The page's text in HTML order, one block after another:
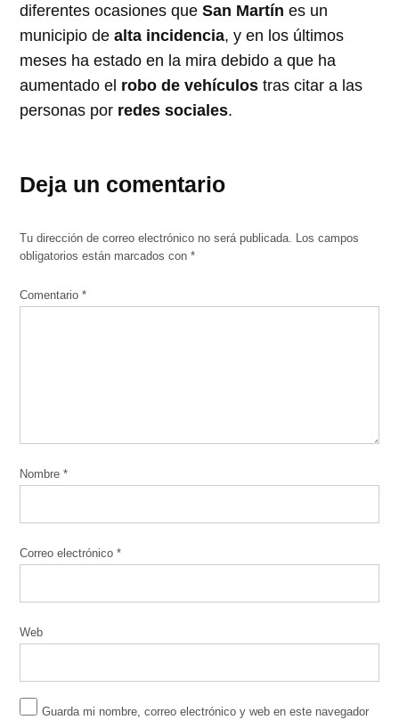
diferentes ocasiones queSan Martín es un
municipio dealta incidencia, y en los últimos
meses ha estado en la mira debido a que ha
aumentado el robo de vehículos tras citar a las
personas por redes sociales.
Deja un comentario
Tu dirección de correo electrónico no será publicada. Los campos
obligatorios están marcados con*
Comentario*
Nombre*
Correo electrónico*
Web
Guarda mi nombre, correo electrónico y web en este navegador